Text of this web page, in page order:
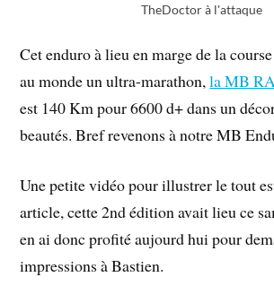
TheDoctor à l'attaque
Cet enduro à lieu en marge de la
au monde un ultra-marathon,la MB
est 140 Km pour 6600 d+ dans un
beautés. Bref revenons à notre MB
Une petite vidéo pour illustrer le tout
article, cette 2nd édition avait lieu ce
en ai donc profité aujourd hui pour
impressions à Bastien.